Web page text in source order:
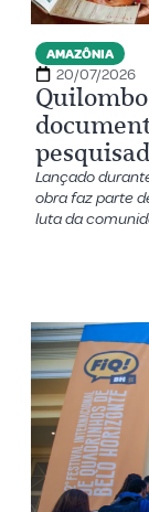
AMAZÔNIA
20/07/2026
Lançado
obra faz parte
luta da